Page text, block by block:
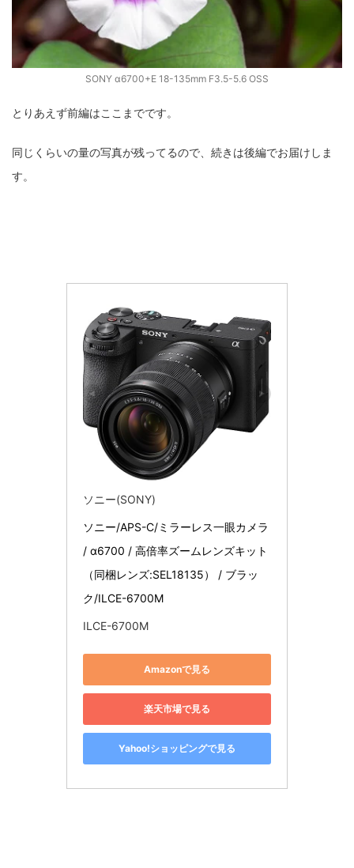
SONY α6700+E 18-135mm F3.5-5.6 OSS
とりあえず前編はここまでです。
同じくらいの量の写真が残ってるので、続きは後編でお届けしま
す。
ソニー(SONY)
ソニー/APS-C/ミラーレス一眼カメラ
/ α6700 / 高倍率ズームレンズキット
（同梱レンズ:SEL18135） / ブラッ
ク/ILCE-6700M
ILCE-6700M
Amazonで見る
楽天市場で見る
Yahoo!ショッピングで見る